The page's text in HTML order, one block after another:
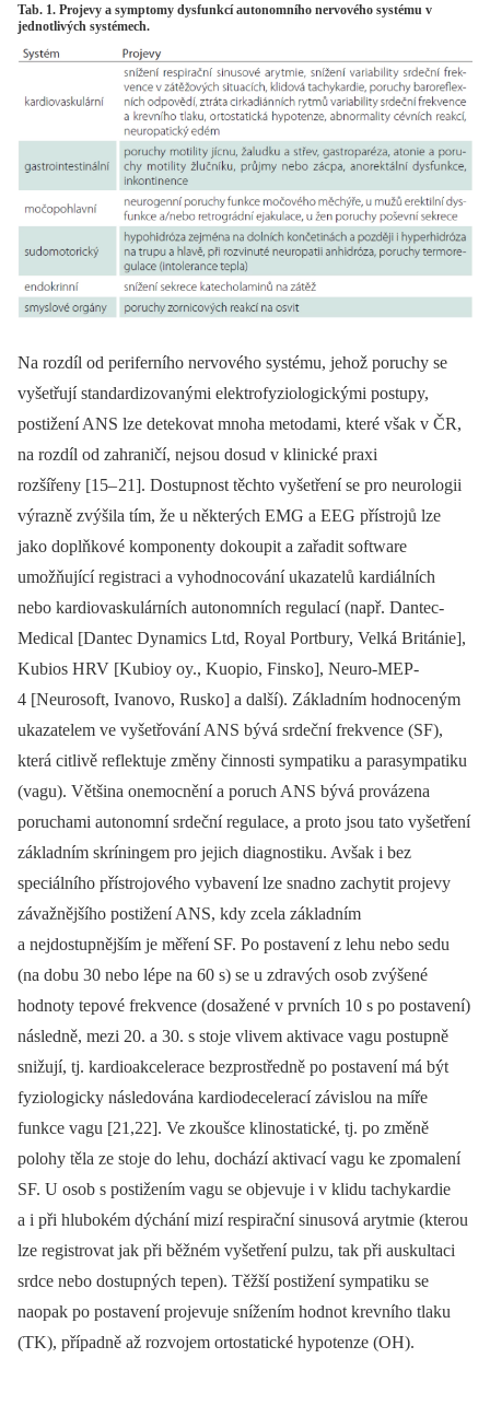
Tab. 1. Projevy a symptomy dysfunkcí autonomního nervového systému v
jednotlivých systémech.
Na rozdíl od periferního nervového systému, jehož poruchy se
vyšetřují standardizovanými elektrofyziologickými postupy,
postižení ANS lze detekovat mnoha metodami, které však v ČR,
na rozdíl od zahraničí, nejsou dosud v klinické praxi
rozšířeny [15–21]. Dostupnost těchto vyšetření se pro neurologii
výrazně zvýšila tím, že u ně­kte­rých EMG a EEG přístrojů lze
jako doplňkové komponenty dokoupit a zařadit software
umožňující registraci a vyhodnocování ukazatelů kardiálních
nebo kardiovaskulárních autonomních regulací (např. Dantec-
Medical [Dantec Dynamics Ltd, Royal Portbury, Velká Británie],
Kubio­s HRV [Kubio­y oy., Kuopio, Finsko], Neuro-MEP-
4 [Neurosoft, Ivanovo, Rusko] a další). Základním hodnoceným
ukazatelem ve vyšetřování ANS bývá srdeční frekvence (SF),
která citlivě reflektuje změny čin­nosti sympatiku a parasympatiku
(vagu). Většina onemocnění a poruch ANS bývá provázena
poruchami autonomní srdeční regulace, a proto jsou tato vyšetření
základním skríningem pro jejich dia­gnostiku. Avšak i bez
speciálního přístrojového vybavení lze snadno zachytit projevy
závažnějšího postižení ANS, kdy zcela základním
a nejdostupnějším je měření SF. Po postavení z lehu nebo sedu
(na dobu 30 nebo lépe na 60 s) se u zdravých osob zvýšené
hodnoty tepové frekvence (dosažené v prvních 10 s po postavení)
následně, mezi 20. a 30. s stoje vlivem aktivace vagu postupně
snižují, tj. kardioakcelerace bezprostředně po postavení má být
fyziologicky následována kardiodecelerací závislou na míře
funkce vagu [21,22]. Ve zkoušce klinostatické, tj. po změně
polohy těla ze stoje do lehu, dochází aktivací vagu ke zpomalení
SF. U osob s postižením vagu se objevuje i v klidu tachykardie
a i při hlubokém dýchání mizí respirační sinusová arytmie (kterou
lze registrovat jak při běžném vyšetření pulzu, tak při auskultaci
srdce nebo dostupných tepen). Těžší postižení sympatiku se
naopak po postavení projevuje snížením hodnot krevního tlaku
(TK), případně až rozvojem ortostatické hypotenze (OH).